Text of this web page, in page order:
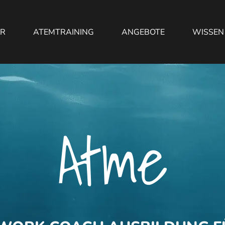
ATEMTRAINING ANGEBOTE WISSEN
Atme